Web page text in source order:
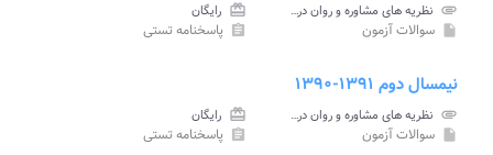
attachment نظریه های مشاوره و روان درمانی ۱ پیام نور card_giftcard رایگان
insert_drive_file سوالات آزمون assignment پاسخنامه تستی
نیمسال دوم ۱۳۹۱-۱۳۹۰
attachment نظریه های مشاوره و روان درمانی ۱ پیام نور card_giftcard رایگان
insert_drive_file سوالات آزمون assignment پاسخنامه تستی